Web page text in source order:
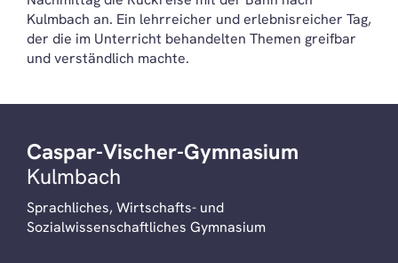
Kulmbach an. Ein lehrreicher und erlebnisreicher Tag,
der die im Unterricht behandelten Themen greifbar
und verständlich machte.
Caspar-Vischer-Gymnasium
Kulmbach
Sprachliches, Wirtschafts- und
Sozialwissenschaftliches Gymnasium